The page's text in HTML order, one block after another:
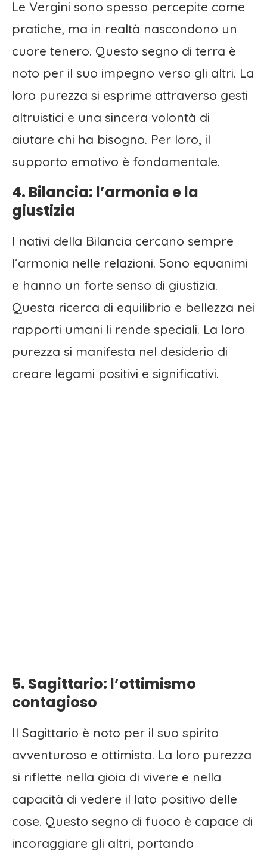
Le Vergini sono spesso percepite come
pratiche, ma in realtà nascondono un
cuore tenero. Questo segno di terra è
noto per il suo impegno verso gli altri. La
loro purezza si esprime attraverso gesti
altruistici e una sincera volontà di
aiutare chi ha bisogno. Per loro, il
supporto emotivo è fondamentale.
4. Bilancia: l’armonia e la
giustizia
I nativi della Bilancia cercano sempre
l’armonia nelle relazioni. Sono equanimi
e hanno un forte senso di giustizia.
Questa ricerca di equilibrio e bellezza nei
rapporti umani li rende speciali. La loro
purezza si manifesta nel desiderio di
creare legami positivi e significativi.
5. Sagittario: l’ottimismo
contagioso
Il Sagittario è noto per il suo spirito
avventuroso e ottimista. La loro purezza
si riflette nella gioia di vivere e nella
capacità di vedere il lato positivo delle
cose. Questo segno di fuoco è capace di
incoraggiare gli altri, portando